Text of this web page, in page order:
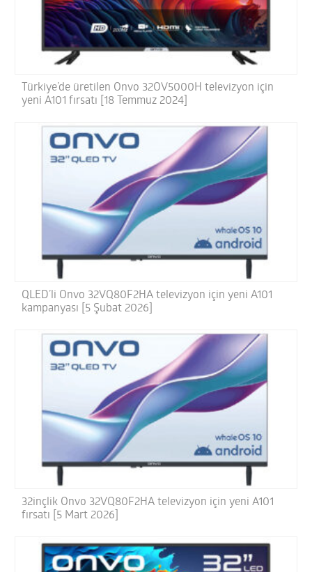
Türkiye’de üretilen Onvo 32OV5000H televizyon için
yeni A101 fırsatı [18 Temmuz 2024]
QLED’li Onvo 32VQ80F2HA televizyon için yeni A101
kampanyası [5 Şubat 2026]
32inçlik Onvo 32VQ80F2HA televizyon için yeni A101
fırsatı [5 Mart 2026]